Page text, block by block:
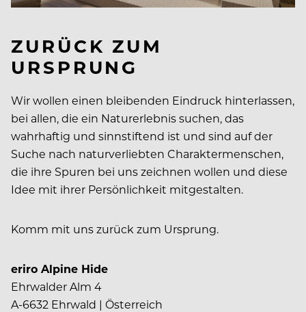
ZURÜCK ZUM
URSPRUNG
Wir wollen einen bleibenden Eindruck hinterlassen,
bei allen, die ein Naturerlebnis suchen, das
wahrhaftig und sinnstiftend ist und sind auf der
Suche nach naturverliebten Charaktermenschen,
die ihre Spuren bei uns zeichnen wollen und diese
Idee mit ihrer Persönlichkeit mitgestalten.
Komm mit uns zurück zum Ursprung.
eriro Alpine Hide
Ehrwalder Alm 4
A-6632 Ehrwald | Österreich